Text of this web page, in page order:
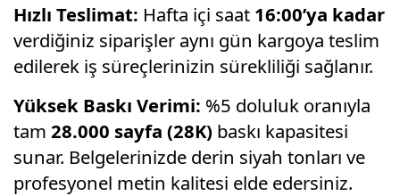
Hızlı Teslimat: Hafta içi saat 16:00’ya kadar
verdiğiniz siparişler aynı gün kargoya teslim
edilerek iş süreçlerinizin sürekliliği sağlanır.
Yüksek Baskı Verimi: %5 doluluk oranıyla
tam 28.000 sayfa (28K) baskı kapasitesi
sunar. Belgelerinizde derin siyah tonları ve
profesyonel metin kalitesi elde edersiniz.